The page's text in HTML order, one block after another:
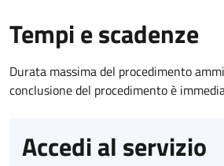
Tempi e scadenze
Durata massima del procedimento
conclusione del procedimento è
Accedi al servizio